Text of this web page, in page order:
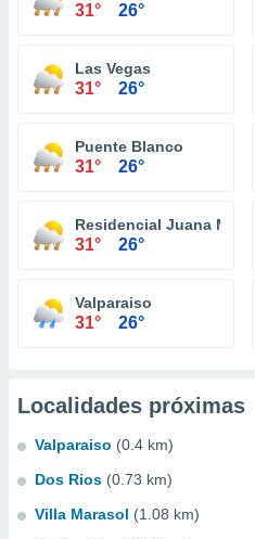
31° 26°
Las Vegas
31° 26°
Puente Blanco
31° 26°
Residencial Juana Matos
31° 26°
Valparaiso
31° 26°
Localidades próximas
Valparaiso (0.4 km)
Dos Rios (0.73 km)
Villa Marasol (1.08 km)